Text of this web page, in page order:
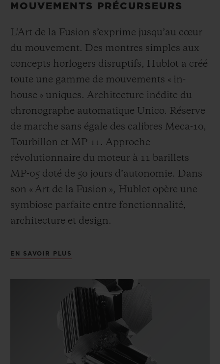
MOUVEMENTS PRÉCURSEURS
L’Art de la Fusion s’exprime jusqu’au cœur
du mouvement. Des montres simples aux
concepts horlogers disruptifs, Hublot a créé
toute une gamme de mouvements « in-
house » uniques. Architecture inédite du
chronographe automatique Unico. Réserve
de marche sans égale des calibres Meca-10,
Tourbillon et MP-11. Approche
révolutionnaire du moteur à 11 barillets
MP-05 doté de 50 jours d’autonomie. Dans
son « Art de la Fusion », Hublot opère une
symbiose parfaite entre fonctionnalité,
architecture et design.
EN SAVOIR PLUS